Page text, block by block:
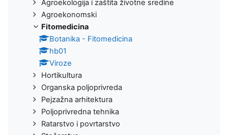
Agroekologija i zaštita životne sredine
Agroekonomski
Fitomedicina
Botanika - Fitomedicina
hb01
Viroze
Hortikultura
Organska poljoprivreda
Pejzažna arhitektura
Poljoprivredna tehnika
Ratarstvo i povrtarstvo